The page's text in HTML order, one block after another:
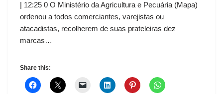
| 12:25 0 O Ministério da Agricultura e Pecuária (Mapa)
ordenou a todos comerciantes, varejistas ou
atacadistas, recolherem de suas prateleiras dez
marcas…
Share this: